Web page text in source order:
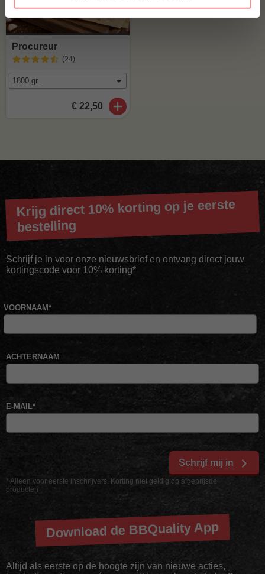
Procureur
(24)
€ 22,50
Krijg direct 10% korting op je eerste
bestelling
Schrijf je in voor onze nieuwsbrief en ontvang direct jouw
kortingscode voor 10% korting*
* Alleen voor eerste inschrijvers. Korting niet geldig op afgeprijsde
producten
VOORNAAM*
ACHTERNAAM
E-MAIL*
Schrijf mij in
Download de BBQuality App
Altijd als eerste op de hoogte zijn van nieuwe acties,